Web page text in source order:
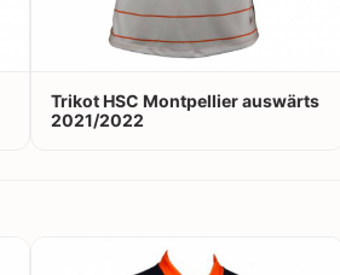
Trikot HSC Montpellier auswärts
2021/2022